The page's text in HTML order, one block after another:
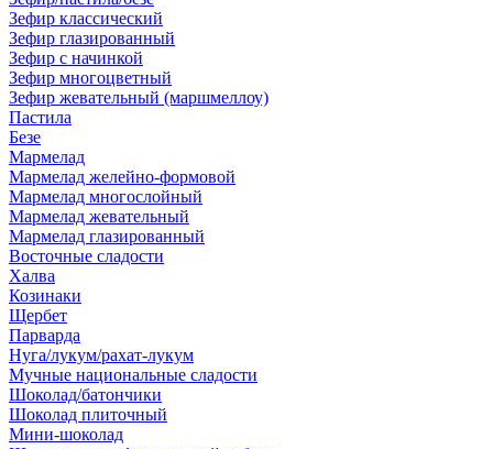
Зефир классический
Зефир глазированный
Зефир с начинкой
Зефир многоцветный
Зефир жевательный (маршмеллоу)
Пастила
Безе
Мармелад
Мармелад желейно-формовой
Мармелад многослойный
Мармелад жевательный
Мармелад глазированный
Восточные сладости
Халва
Козинаки
Щербет
Парварда
Нуга/лукум/рахат-лукум
Мучные национальные сладости
Шоколад/батончики
Шоколад плиточный
Мини-шоколад